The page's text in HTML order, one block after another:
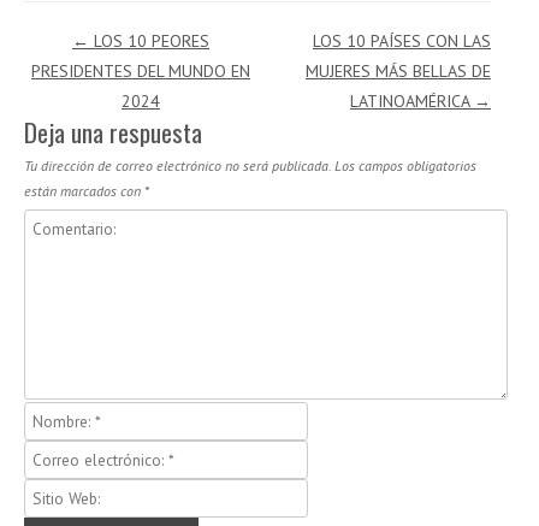
Navegación de entradas
← LOS 10 PEORES
PRESIDENTES DEL MUNDO EN
2024
LOS 10 PAÍSES CON LAS
MUJERES MÁS BELLAS DE
LATINOAMÉRICA →
Deja una respuesta
Tu dirección de correo electrónico no será publicada. Los campos obligatorios
están marcados con *